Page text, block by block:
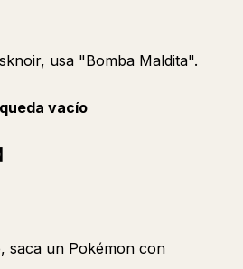
usa "Bomba Maldita".
vacío
saca un Pokémon con